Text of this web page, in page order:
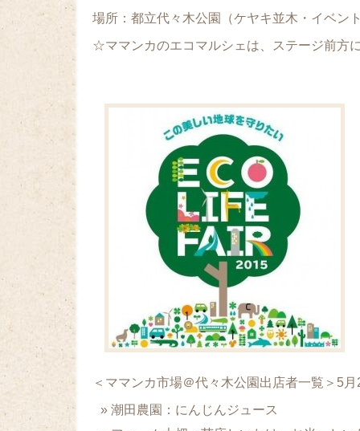
場所：都立代々木公園（ケヤキ並木・イベン
☆ママンカのエコマルシェは、ステージ前方
＜ママンカ市場＠代々木公園出店者一覧＞5
潮田農園：にんじんジュース